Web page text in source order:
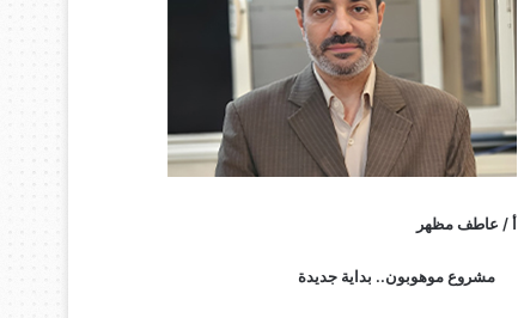
أ / عاطف مظهر
مشروع موهوبون.. بداية جديدة